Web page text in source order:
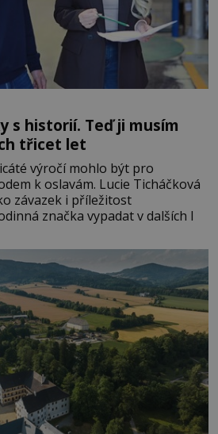
s historií. Teď ji musím
třicet let
výročí mohlo být pro
k oslavám. Lucie Ticháčková
závazek i příležitost
značka vypadat v dalších l